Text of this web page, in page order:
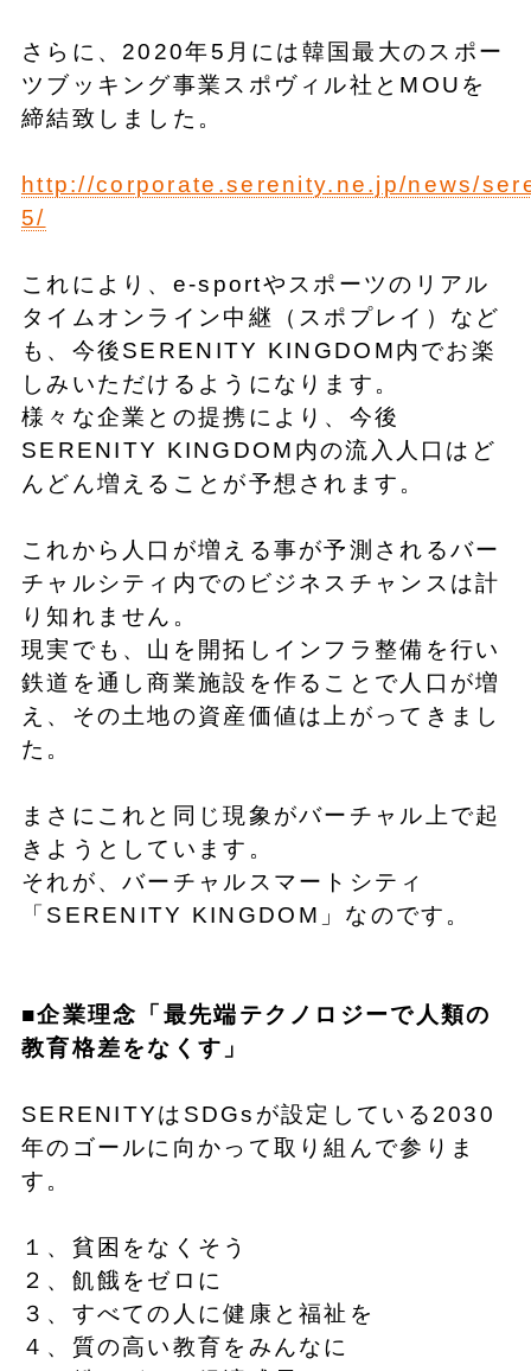
さらに、2020年5月には韓国最大のスポー
ツブッキング事業スポヴィル社とMOUを
締結致しました。
http://corporate.serenity.ne.jp/news/
5/
これにより、e-sportやスポーツのリアル
タイムオンライン中継（スポプレイ）など
も、今後SERENITY KINGDOM内でお楽
しみいただけるようになります。
様々な企業との提携により、今後
SERENITY KINGDOM内の流入人口はど
んどん増えることが予想されます。
これから人口が増える事が予測されるバー
チャルシティ内でのビジネスチャンスは計
り知れません。
現実でも、山を開拓しインフラ整備を行い
鉄道を通し商業施設を作ることで人口が増
え、その土地の資産価値は上がってきまし
た。
まさにこれと同じ現象がバーチャル上で起
きようとしています。
それが、バーチャルスマートシティ
「SERENITY KINGDOM」なのです。
■企業理念「最先端テクノロジーで人類の
教育格差をなくす」
SERENITYはSDGsが設定している2030
年のゴールに向かって取り組んで参りま
す。
１、貧困をなくそう
２、飢餓をゼロに
３、すべての人に健康と福祉を
４、質の高い教育をみんなに